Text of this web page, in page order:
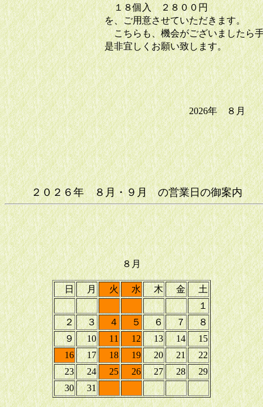
１８個入 ２８００円
を、ご用意させていただきます。
こちらも、機会がございましたら
是非宜しくお願い致します。
2026年 ８月 舎
２０２６年 ８月・９月 の営業日の御案内
８月
日 月 火 水 木 金 土
１
２ ３ ４ ５ ６ ７ ８
９ 10 11 12 13 14 15
16 17 18 19 20 21 22
23 24 25 26 27 28 29
30 31